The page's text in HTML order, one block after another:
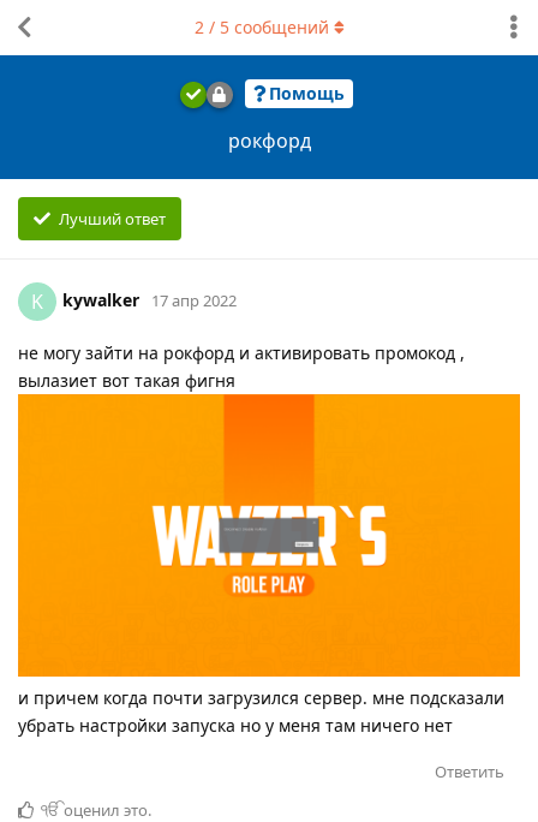
Помощь
рокфорд
Лучший ответ
2/ 5сообщений
K kywalker 17 апр 2022
не могу зайти на рокфорд и активировать промокод ,
вылазиет вот такая фигня
и причем когда почти загрузился сервер. мне подсказали
убрать настройки запуска но у меня там ничего нет
Ответить
ੴоценил это.